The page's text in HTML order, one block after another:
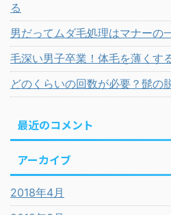
る
男だってムダ毛処理はマナーの
毛深い男子卒業！体毛を薄くす
どのくらいの回数が必要？髭の
最近のコメント
アーカイブ
2018年4月